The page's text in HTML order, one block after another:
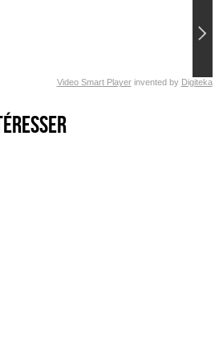
Video Smart Playerinvented by Digiteka